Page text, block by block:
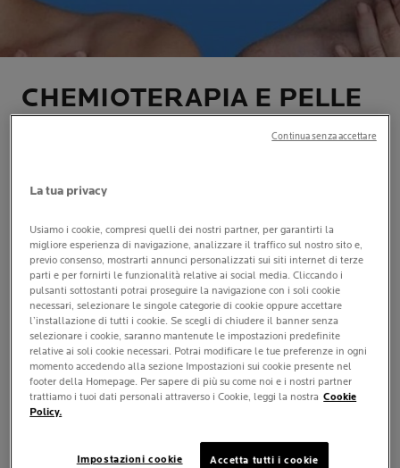
CHEMIOTERAPIA E PELLE
SECCA: CAUSE E CONSIGLI
| By La Roche-Posay
La chemioterapia, pur rappresentando un trattamento
essenziale nella lotta contro il cancro, può avere effetti
significativi sulla pelle, uno degli organi più sensibili
del nostro corpo. Tra i fastidi più comuni troviamo la
pelle secca, causando disagio, prurito e una sensazione
generale di fragilità cutanea. Ma perché la pelle si
secca durante la chemioterapia? Quali sono le cause di
questo fenomeno e come possiamo alleviarne il
fastidio?
La tua privacy
Usiamo i cookie, compresi quelli dei nostri partner, per garantirti la
migliore esperienza di navigazione, analizzare il traffico sul nostro sito e,
previo consenso, mostrarti annunci personalizzati sui siti internet di terze
parti e per fornirti le funzionalità relative ai social media. Cliccando i
pulsanti sottostanti potrai proseguire la navigazione con i soli cookie
necessari, selezionare le singole categorie di cookie oppure accettare
l’installazione di tutti i cookie. Se scegli di chiudere il banner senza
selezionare i cookie, saranno mantenute le impostazioni predefinite
relative ai soli cookie necessari. Potrai modificare le tue preferenze in ogni
momento accedendo alla sezione Impostazioni sui cookie presente nel
footer della Homepage. Per sapere di più su come noi e i nostri partner
trattiamo i tuoi dati personali attraverso i Cookie, leggi la nostra Cookie
Policy.
Impostazioni cookie Accetta tutti i cookie
Continua senza accettare